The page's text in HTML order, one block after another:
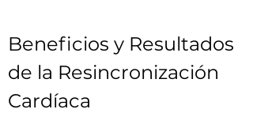
Beneficios y Resultados
de la Resincronización
Cardíaca